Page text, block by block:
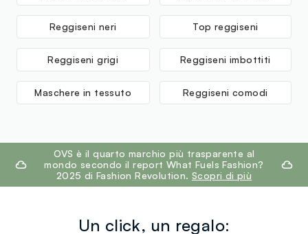
Reggiseni neri Top reggiseni
Reggiseni grigi Reggiseni imbottiti
Maschere in tessuto Reggiseni comodi
footer.ariatitleOVS è il quarto marchio più trasparente al
mondo secondo il report What Fuels Fashion?
2025 di Fashion Revolution. Scopri di più
Un click, un regalo: